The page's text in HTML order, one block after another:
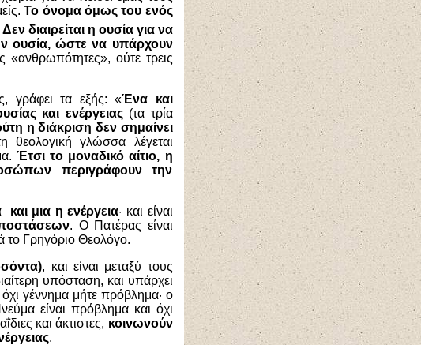
Το όνομα όμως του ενός
Δεν διαιρείται η ουσία για να
ουσία, ώστε να υπάρχουν
«ανθρωπότητες», ούτε τρεις
γράφει τα εξής: «Ένα και
και ενέργειας(τα τρία
η διάκριση δεν σημαίνει
θεολογική γλώσσα λέγεται
Έτσι το μοναδικό αίτιο, η
περιγράφουν την
και μια η ενέργεια· και είναι
. Ο Πατέρας είναι
το Γρηγόριο Θεολόγο.
, και είναι μεταξύ τους
υπόσταση, και υπάρχει
γέννημα μήτε πρόβλημα· ο
είναι πρόβλημα και όχι
και άκτιστες, κοινωνούν
.